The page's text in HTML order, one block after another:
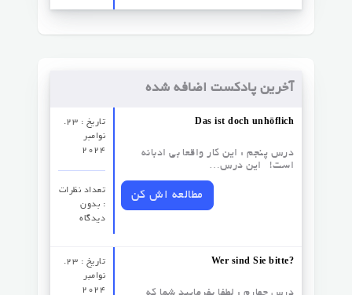
آخرین پادکست اضافه شده
تاریخ : 23.
نوامبر
2024
تعداد نظرات‌
: بدون
دیدگاه
Das ist doch unhöflich
درس پنجم : این کار واقعا بی ادبانه
است! این درس…
مطالعه اش کن
تاریخ : 23.
نوامبر
2024
Wer sind Sie bitte?